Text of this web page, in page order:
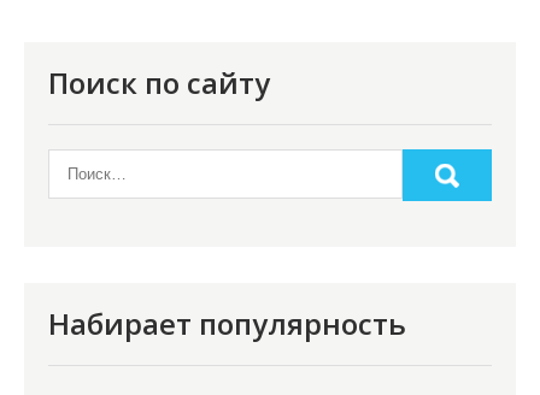
м
Поиск по сайту
Набирает популярность